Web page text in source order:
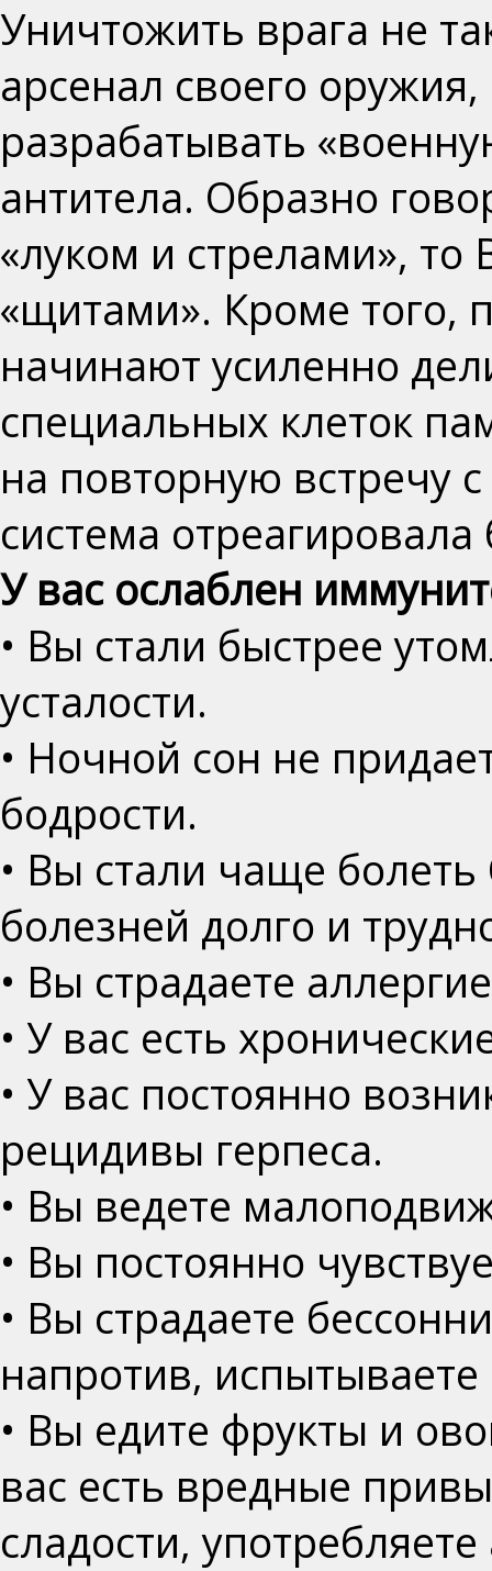
Уничтожить врага не
арсенал своего
разрабатывать
антитела. Образно
«луком и стрелами», то
«щитами». Кроме того,
начинают усиленно
специальных клеток
на повторную встречу
система
У вас ослаблен
• Вы стали быстрее
усталости.
• Ночной сон не
бодрости.
• Вы стали чаще
болезней долго и
• Вы страдаете
• У вас есть
• У вас постоянно
рецидивы герпеса.
• Вы ведете
• Вы постоянно
• Вы страдаете
напротив,
• Вы едите фрукты и
вас есть вредные
сладости,